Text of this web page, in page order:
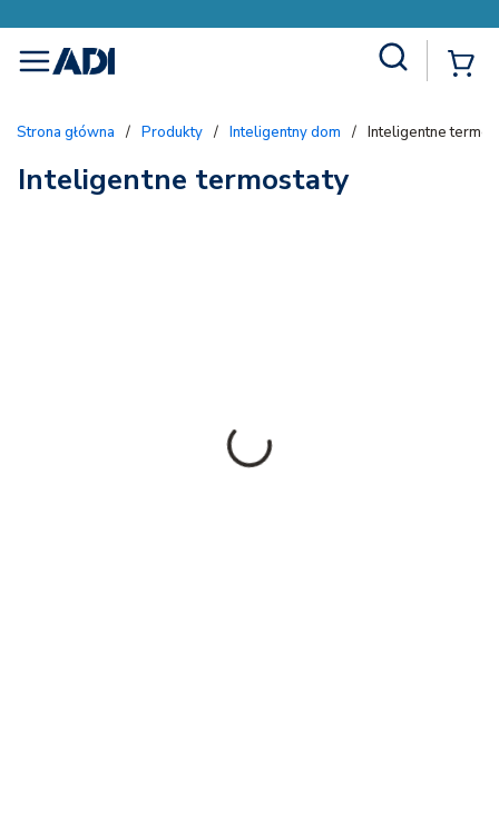
menu
Strona główna / Produkty / Inteligentny dom / Inteligentne
Inteligentne termostaty